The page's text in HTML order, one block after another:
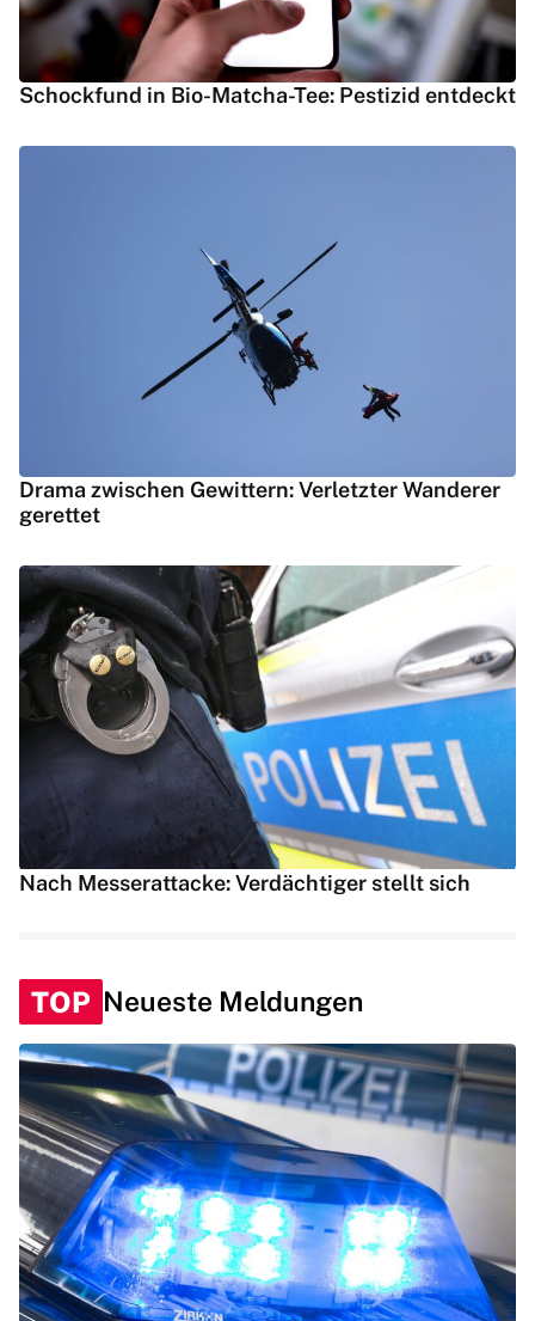
Schockfund in Bio-Matcha-Tee: Pestizid entdeckt
Drama zwischen Gewittern: Verletzter Wanderer
gerettet
Nach Messerattacke: Verdächtiger stellt sich
TOP Neueste Meldungen